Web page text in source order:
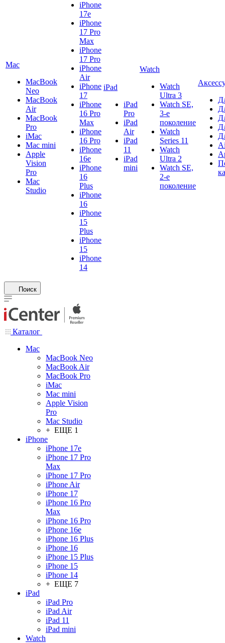
Mac
MacBook
Neo
MacBook
Air
MacBook
Pro
iMac
Mac mini
Apple
Vision
Pro
Mac
Studio
iPhone
17e
iPhone
17 Pro
Max
iPhone
17 Pro
iPhone
Air
iPhone
17
iPhone
16 Pro
Max
iPhone
16 Pro
iPhone
16e
iPhone
16
Plus
iPhone
16
iPhone
15
Plus
iPhone
15
iPhone
14
iPad
iPad
Pro
iPad
Air
iPad
11
iPad
mini
Watch
Watch
Ultra 3
Watch SE,
3-е
поколение
Watch
Series 11
Watch
Ultra 2
Watch SE,
2-е
поколение
Поиск
Каталог
Mac
MacBook Neo
MacBook Air
MacBook Pro
iMac
Mac mini
Apple Vision
Pro
Mac Studio
+ ЕЩЕ 1
iPhone
iPhone 17e
iPhone 17 Pro
Max
iPhone 17 Pro
iPhone Air
iPhone 17
iPhone 16 Pro
Max
iPhone 16 Pro
iPhone 16e
iPhone 16 Plus
iPhone 16
iPhone 15 Plus
iPhone 15
iPhone 14
+ ЕЩЕ 7
iPad
iPad Pro
iPad Air
iPad 11
iPad mini
Watch